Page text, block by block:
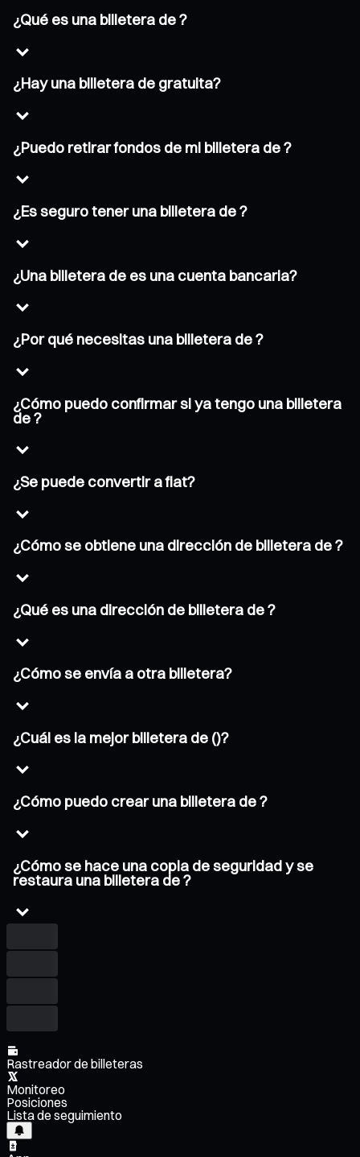
¿Qué es una billetera de ?
¿Hay una billetera de gratuita?
¿Puedo retirar fondos de mi billetera de ?
¿Es seguro tener una billetera de ?
¿Una billetera de es una cuenta bancaria?
¿Por qué necesitas una billetera de ?
¿Cómo puedo confirmar si ya tengo una billetera
de ?
¿Se puede convertir a fiat?
¿Cómo se obtiene una dirección de billetera de ?
¿Qué es una dirección de billetera de ?
¿Cómo se envía a otra billetera?
¿Cuál es la mejor billetera de ()?
¿Cómo puedo crear una billetera de ?
¿Cómo se hace una copia de seguridad y se
restaura una billetera de ?
Rastreador de billeteras
Monitoreo
Posiciones
Lista de seguimiento